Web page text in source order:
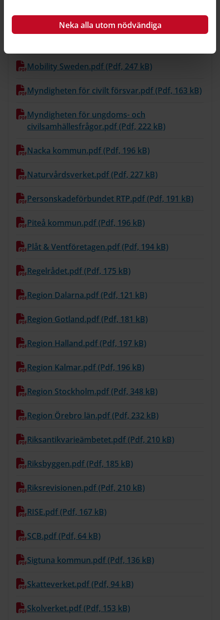
Neka alla utom nödvändiga
Mark- och miljödomstolen, Östersunds
Mobility Sweden.pdf (Pdf, 247 kB)
Myndigheten för civilt försvar.pdf (Pdf, 163 kB)
Myndigheten för ungdoms- och
civilsamhällesfrågor.pdf (Pdf, 222 kB)
Nacka kommun.pdf (Pdf, 196 kB)
Naturvårdsverket.pdf (Pdf, 227 kB)
Personskadeförbundet RTP.pdf (Pdf, 191 kB)
Piteå kommun.pdf (Pdf, 196 kB)
Plåt & Ventföretagen.pdf (Pdf, 194 kB)
Regelrådet.pdf (Pdf, 175 kB)
Region Dalarna.pdf (Pdf, 121 kB)
Region Gotland.pdf (Pdf, 181 kB)
Region Halland.pdf (Pdf, 197 kB)
Region Kalmar.pdf (Pdf, 196 kB)
Region Stockholm.pdf (Pdf, 348 kB)
Region Örebro län.pdf (Pdf, 232 kB)
Riksantikvarieämbetet.pdf (Pdf, 210 kB)
Riksbyggen.pdf (Pdf, 185 kB)
Riksrevisionen.pdf (Pdf, 210 kB)
RISE.pdf (Pdf, 167 kB)
SCB.pdf (Pdf, 64 kB)
Sigtuna kommun.pdf (Pdf, 136 kB)
Skatteverket.pdf (Pdf, 94 kB)
Skolverket.pdf (Pdf, 153 kB)